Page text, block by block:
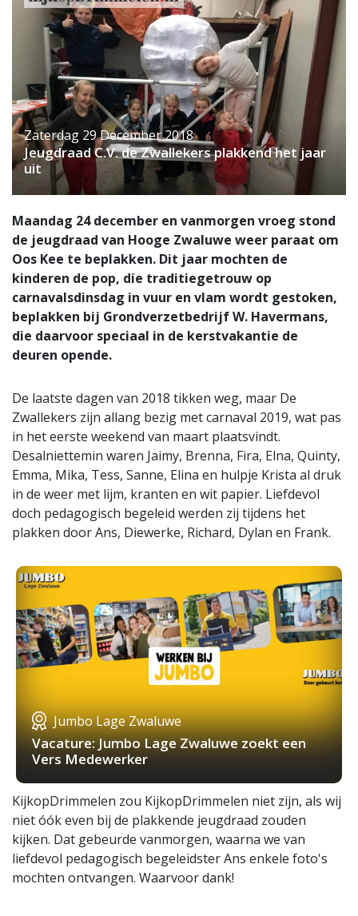
Zaterdag 29 December 2018
Jeugdraad C.V. de Zwallekers plakkend het jaar
uit
Maandag 24 december en vanmorgen vroeg stond
de jeugdraad van Hooge Zwaluwe weer paraat om
Oos Kee te beplakken. Dit jaar mochten de
kinderen de pop, die traditiegetrouw op
carnavalsdinsdag in vuur en vlam wordt gestoken,
beplakken bij Grondverzetbedrijf W. Havermans,
die daarvoor speciaal in de kerstvakantie de
deuren opende.
De laatste dagen van 2018 tikken weg, maar De
Zwallekers zijn allang bezig met carnaval 2019, wat pas
in het eerste weekend van maart plaatsvindt.
Desalniettemin waren Jaimy, Brenna, Fira, Elna, Quinty,
Emma, Mika, Tess, Sanne, Elina en hulpje Krista al druk
in de weer met lijm, kranten en wit papier. Liefdevol
doch pedagogisch begeleid werden zij tijdens het
plakken door Ans, Diewerke, Richard, Dylan en Frank.
Jumbo Lage Zwaluwe
Vacature: Jumbo Lage Zwaluwe zoekt een
Vers Medewerker
KijkopDrimmelen zou KijkopDrimmelen niet zijn, als wij
niet óók even bij de plakkende jeugdraad zouden
kijken. Dat gebeurde vanmorgen, waarna we van
liefdevol pedagogisch begeleidster Ans enkele foto's
mochten ontvangen. Waarvoor dank!